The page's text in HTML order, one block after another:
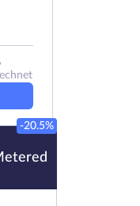
-20.5%